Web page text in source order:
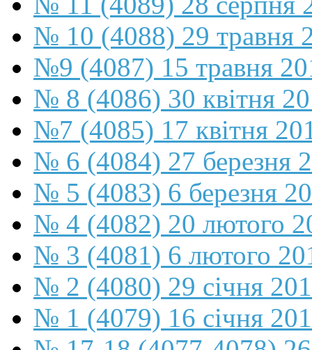
№ 10 (4088) 29 травня
№9 (4087) 15 травня
№ 8 (4086) 30 квітня
№7 (4085) 17 квітня
№ 6 (4084) 27 березня
№ 5 (4083) 6 березня
№ 4 (4082) 20 лютого
№ 3 (4081) 6 лютого
№ 2 (4080) 29 січня
№ 1 (4079) 16 січня